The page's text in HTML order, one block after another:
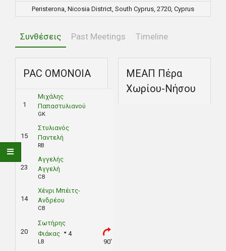
Peristerona, Nicosia District, South Cyprus, 2720, Cyprus
Συνθέσεις Past Meetings Timeline
PAC ΟΜΟΝΟΙΑ
1
Μιχάλης
Παπαστυλιανού
GK
15
Στυλιανός
Παντελή
RB
23
Αγγελής
Αγγελή
CB
14
Χένρι Μπέιτς-
Ανδρέου
CB
20
Σωτήρης
Φιάκας
4
LB 90'
ΜΕΑΠ Πέρα
Χωρίου-Νήσου